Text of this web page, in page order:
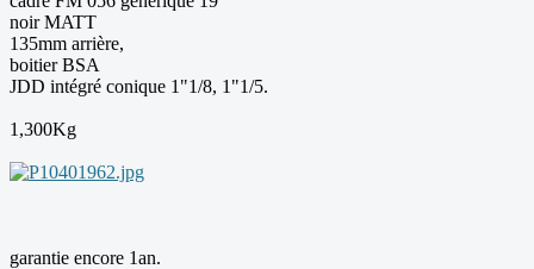
noir MATT
135mm arrière,
boitier BSA
JDD intégré conique 1"1/8, 1"1/5.
1,300Kg
garantie encore 1an.